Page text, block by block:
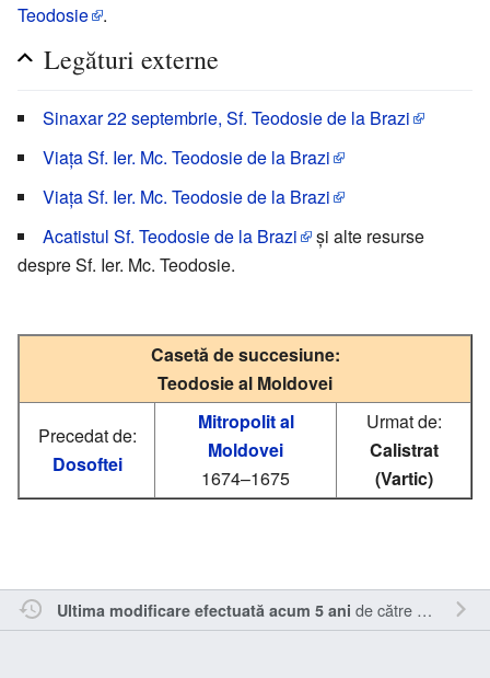
Teodosie
.
Legături externe
Sinaxar 22 septembrie, Sf. Teodosie de la Brazi
Viața Sf. Ier. Mc. Teodosie de la Brazi
Viața Sf. Ier. Mc. Teodosie de la Brazi
Acatistul Sf. Teodosie de la Brazi
și alte resurse
despre Sf. Ier. Mc. Teodosie.
Casetă de succesiune:
Teodosie al Moldovei
Precedat de:
Dosoftei
Mitropolit al
Moldovei
1674–1675
Urmat de:
Calistrat
(Vartic)
Ultima modificare efectuată acum 5 ani de către Sîmbotin